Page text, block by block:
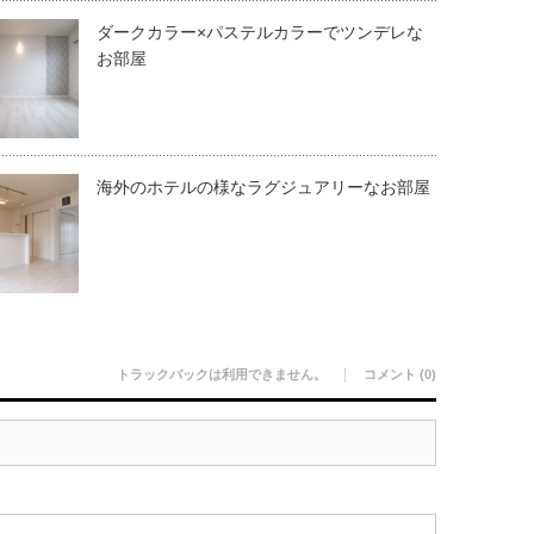
ダークカラー×パステルカラーでツンデレな
お部屋
海外のホテルの様なラグジュアリーなお部屋
トラックバックは利用できません。 コメント (0)